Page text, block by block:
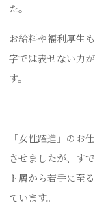
た。
お給料や福利厚生
字では表せない力
す。
「女性躍進」のお
させましたが、す
ト層から若手に至
ています。